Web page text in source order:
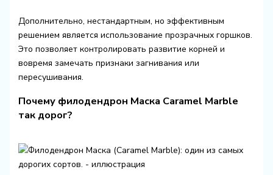
Дополнительно, нестандартным, но эффективным
решением является использование прозрачных горшков.
Это позволяет контролировать развитие корней и
вовремя замечать признаки загнивания или
пересушивания.
Почему филодендрон Маска Caramel Marble
так дорог?